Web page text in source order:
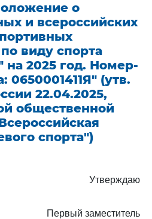
о
и всероссийских
виду спорта
на 2025 год. Номер-
0650001411Я" (утв.
22.04.2025,
общественной
спорта")
Утверждаю
Первый заместитель